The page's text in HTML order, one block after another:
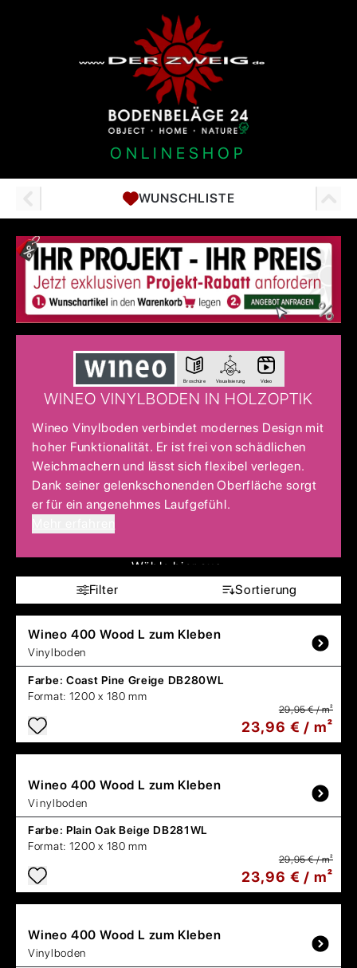
ONLINESHOP
WUNSCHLISTE
Broschüre Visualisierung Video
WINEO VINYLBODEN IN HOLZOPTIK
Wineo Vinylboden verbindet modernes Design mit
hoher Funktionalität. Er ist frei von schädlichen
Weichmachern und lässt sich flexibel verlegen.
Dank seiner gelenkschonenden Oberfläche sorgt
er für ein angenehmes Laufgefühl.
Wähle hier aus:
Filter
Sortierung
Wineo 400 Wood L zum Kleben
Vinylboden
Farbe: Coast Pine Greige DB280WL
Format: 1200 x 180 mm
29,95 € / m²
23,96 € / m²
Wineo 400 Wood L zum Kleben
Vinylboden
Farbe: Plain Oak Beige DB281WL
Format: 1200 x 180 mm
29,95 € / m²
23,96 € / m²
Wineo 400 Wood L zum Kleben
Vinylboden